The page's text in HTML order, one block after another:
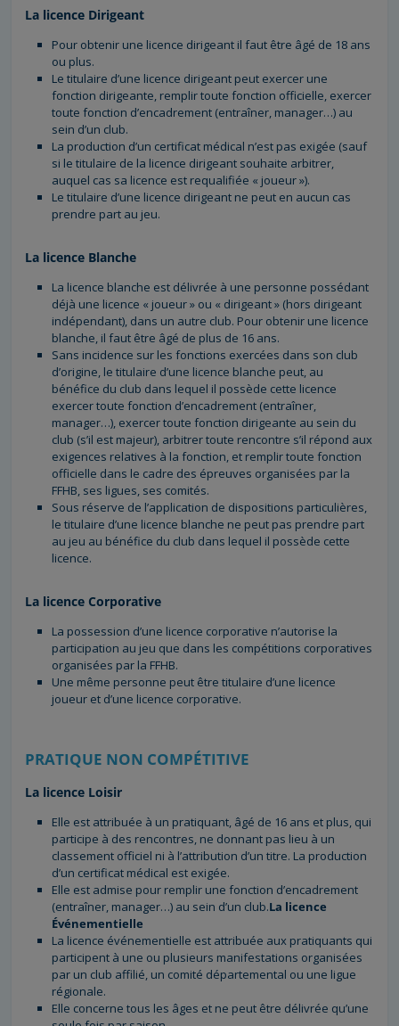
La licence Dirigeant
Pour obtenir une licence dirigeant il faut être âgé de 18 ans
ou plus.
Le titulaire d’une licence dirigeant peut exercer une
fonction dirigeante, remplir toute fonction officielle, exercer
toute fonction d’encadrement (entraîner, manager…) au
sein d’un club.
La production d’un certificat médical n’est pas exigée (sauf
si le titulaire de la licence dirigeant souhaite arbitrer,
auquel cas sa licence est requalifiée « joueur »).
Le titulaire d’une licence dirigeant ne peut en aucun cas
prendre part au jeu.
La licence Blanche
La licence blanche est délivrée à une personne possédant
déjà une licence « joueur » ou « dirigeant » (hors dirigeant
indépendant), dans un autre club. Pour obtenir une licence
blanche, il faut être âgé de plus de 16 ans.
Sans incidence sur les fonctions exercées dans son club
d’origine, le titulaire d’une licence blanche peut, au
bénéfice du club dans lequel il possède cette licence
exercer toute fonction d’encadrement (entraîner,
manager…), exercer toute fonction dirigeante au sein du
club (s’il est majeur), arbitrer toute rencontre s’il répond aux
exigences relatives à la fonction, et remplir toute fonction
officielle dans le cadre des épreuves organisées par la
FFHB, ses ligues, ses comités.
Sous réserve de l’application de dispositions particulières,
le titulaire d’une licence blanche ne peut pas prendre part
au jeu au bénéfice du club dans lequel il possède cette
licence.
La licence Corporative
La possession d’une licence corporative n’autorise la
participation au jeu que dans les compétitions corporatives
organisées par la FFHB.
Une même personne peut être titulaire d’une licence
joueur et d’une licence corporative.
PRATIQUE NON COMPÉTITIVE
La licence Loisir
Elle est attribuée à un pratiquant, âgé de 16 ans et plus, qui
participe à des rencontres, ne donnant pas lieu à un
classement officiel ni à l’attribution d’un titre. La production
d’un certificat médical est exigée.
Elle est admise pour remplir une fonction d’encadrement
(entraîner, manager…) au sein d’un club.La licence
Événementielle
La licence événementielle est attribuée aux pratiquants qui
participent à une ou plusieurs manifestations organisées
par un club affilié, un comité départemental ou une ligue
régionale.
Elle concerne tous les âges et ne peut être délivrée qu’une